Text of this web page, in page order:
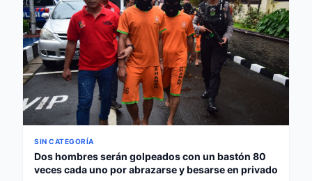
SIN CATEGORÍA
Dos hombres serán golpeados con un bastón 80
veces cada uno por abrazarse y besarse en privado